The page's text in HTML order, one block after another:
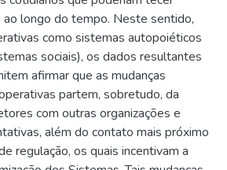
longo do tempo. Neste sentido,
como sistemas autopoiéticos
sociais), os dados resultantes
afirmar que as mudanças
partem, sobretudo, da
com outras organizações e
além do contato mais próximo
regulação, os quais incentivam a